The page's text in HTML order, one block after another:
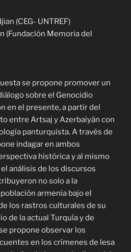
(CEG- UNTREF)
(Fundación Memoria del
se propone promover un
sobre el Genocidio
en el presente, a partir del
entre Artsaj y Azerbaiyán con
panturquista. A través de
indagar en ambos
histórica y al mismo
análisis de los discursos
no solo a la
armenia bajo el
los rastros culturales de su
de la actual Turquía y de
propone observar los
en los crímenes de lesa